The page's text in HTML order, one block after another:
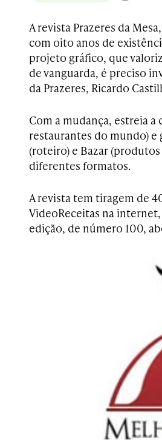
A revista Prazeres da
com oito anos de
projeto gráfico, que
de vanguarda, é preciso
da Prazeres, Ricardo
Com a mudança, estreia
restaurantes do mundo) e
(roteiro) e Bazar
diferentes formatos.
A revista tem tiragem de
VideoReceitas na
edição, de número 100,